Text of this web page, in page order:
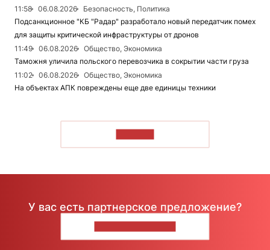
11:58
06.08.2026
Безопасность, Политика
Подсанкционное "КБ "Радар" разработало новый передатчик помех
для защиты критической инфраструктуры от дронов
11:49
06.08.2026
Общество, Экономика
Таможня уличила польского перевозчика в сокрытии части груза
11:02
06.08.2026
Общество, Экономика
На объектах АПК повреждены еще две единицы техники
У вас есть партнерское предложение?